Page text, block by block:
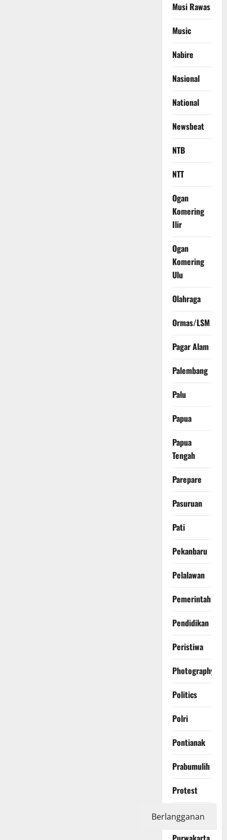
Musi Rawas
Music
Nabire
Nasional
National
Newsbeat
NTB
NTT
Ogan
Komering
Ilir
Ogan
Komering
Ulu
Olahraga
Ormas/LSM
Pagar Alam
Palembang
Palu
Papua
Papua
Tengah
Parepare
Pasuruan
Pati
Pekanbaru
Pelalawan
Pemerintah
Pendidikan
Peristiwa
Photography
Politics
Polri
Pontianak
Prabumulih
Protest
Purbalingga
Berlangganan